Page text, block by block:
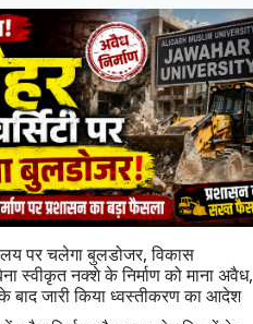
पर चलेगा बुलडोजर, विकास
स्वीकृत नक्शे के निर्माण को माना अवैध,
बाद जारी किया ध्वस्तीकरण का आदेश